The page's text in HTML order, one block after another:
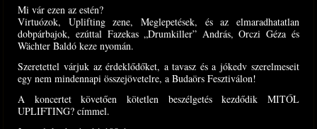
Mi vár ezen az estén?
Virtuózok, Uplifting zene, Meglepetések, és az elmaradhatatlan
dobpárbajok, ezúttal Fazekas „Drumkiller” András, Orczi Géza és
Wächter Baldó keze nyomán.
Szeretettel várjuk az érdeklődőket, a tavasz és a jókedv szerelmeseit
egy nem mindennapi összejövetelre, a Budaörs Fesztiválon!
A koncertet követően kötetlen beszélgetés kezdődik MITŐL
UPLIFTING? címmel.